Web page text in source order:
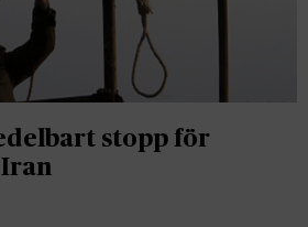
stopp för